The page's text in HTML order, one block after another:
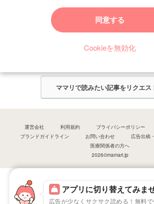
アプリに切り替えてみま
広告が少なくサクサク読める！無料で
同意する
Cookieを無効化
ママリからのお知らせ
今ママリで読みたい記事は何ですか？
ママリ編集部がみなさんのご意見をもとに記事を作
ママリで読みたい記事をリクエス
運営会社 利用規約 プライバシーポリシー
ブランドガイドライン
お問い合わせ
広告出稿
医療関係者の方へ
2026©mamari.jp